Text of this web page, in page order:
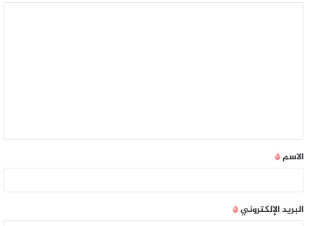
الاسم*
البريد الإلكتروني*